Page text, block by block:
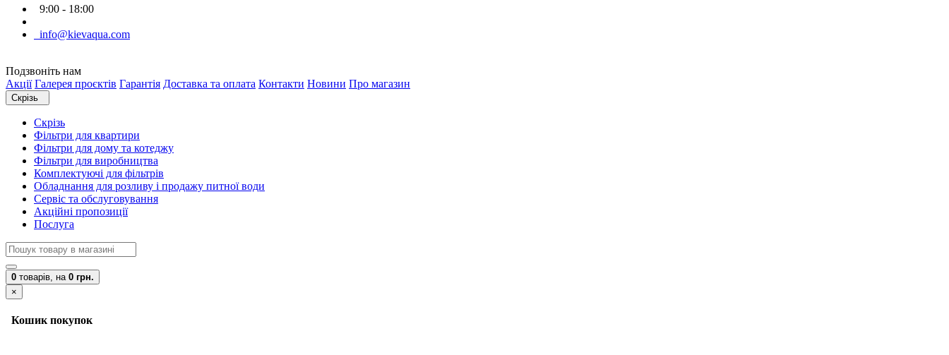
9:00 - 18:00
info@kievaqua.com
Подзвоніть нам
Акції Галерея проєктів Гарантія Доставка та оплата Контакти Новини Про магазин
Скрізь
Скрізь
Фільтри для квартири
Фільтри для дому та котеджу
Фільтри для виробництва
Комплектуючі для фільтрів
Обладнання для розливу і продажу питної води
Сервіс та обслуговування
Акційні пропозиції
Послуга
0 товарів, на 0 грн.
Категорії
Фільтри для квартири